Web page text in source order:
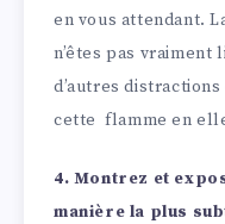
en vous attendant.
n’êtes pas vraiment
d’autres
cette flamme en
4. Montrez et
manière la plus